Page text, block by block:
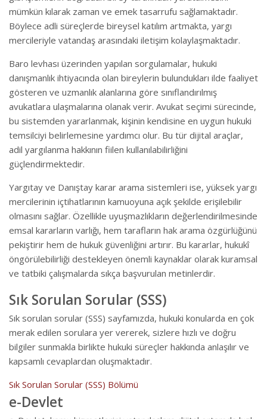
mümkün kılarak zaman ve emek tasarrufu sağlamaktadır.
Böylece adli süreçlerde bireysel katılım artmakta, yargı
mercileriyle vatandaş arasındaki iletişim kolaylaşmaktadır.
Baro levhası üzerinden yapılan sorgulamalar, hukuki
danışmanlık ihtiyacında olan bireylerin bulundukları ilde faaliyet
gösteren ve uzmanlık alanlarına göre sınıflandırılmış
avukatlara ulaşmalarına olanak verir. Avukat seçimi sürecinde,
bu sistemden yararlanmak, kişinin kendisine en uygun hukuki
temsilciyi belirlemesine yardımcı olur. Bu tür dijital araçlar,
adil yargılanma hakkının fiilen kullanılabilirliğini
güçlendirmektedir.
Yargıtay ve Danıştay karar arama sistemleri ise, yüksek yargı
mercilerinin içtihatlarının kamuoyuna açık şekilde erişilebilir
olmasını sağlar. Özellikle uyuşmazlıkların değerlendirilmesinde
emsal kararların varlığı, hem tarafların hak arama özgürlüğünü
pekiştirir hem de hukuk güvenliğini artırır. Bu kararlar, hukukî
öngörülebilirliği destekleyen önemli kaynaklar olarak kuramsal
ve tatbiki çalışmalarda sıkça başvurulan metinlerdir.
Sık Sorulan Sorular (SSS)
Sık sorulan sorular (SSS) sayfamızda, hukuki konularda en çok
merak edilen sorulara yer vererek, sizlere hızlı ve doğru
bilgiler sunmakla birlikte hukuki süreçler hakkında anlaşılır ve
kapsamlı cevaplardan oluşmaktadır.
Sık Sorulan Sorular (SSS) Bölümü
e-Devlet